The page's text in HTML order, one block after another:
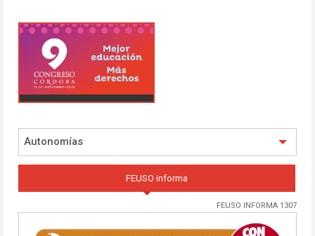
Autonomías
FEUSO informa
FEUSO INFORMA 1307